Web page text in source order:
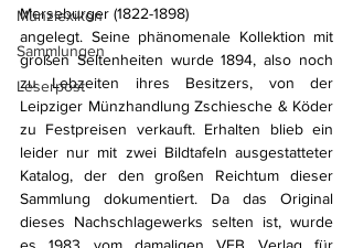
Münzlexikon
Sammlungen
Leserpost
Merseburger (1822-1898)
angelegt. Seine phänomenale Kollektion mit
großen Seltenheiten wurde 1894, also noch
zu Lebzeiten ihres Besitzers, von der
Leipziger Münzhandlung Zschiesche & Köder
zu Festpreisen verkauft. Erhalten blieb ein
leider nur mit zwei Bildtafeln ausgestatteter
Katalog, der den großen Reichtum dieser
Sammlung dokumentiert. Da das Original
dieses Nachschlagewerks selten ist, wurde